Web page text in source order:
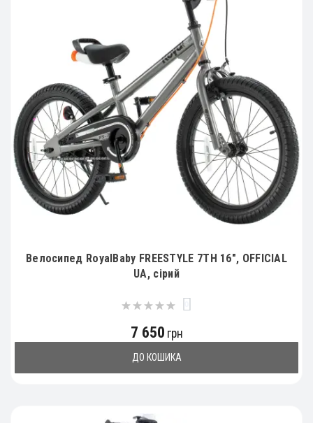
Велосипед RoyalBaby FREESTYLE 7TH 16", OFFICIAL
UA, сірий
7 650 грн
ДО КОШИКА